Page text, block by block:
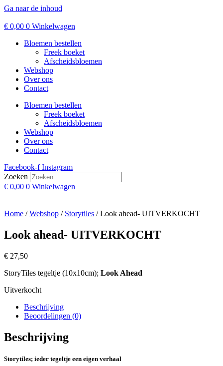
Ga naar de inhoud
€ 0,00 0 Winkelwagen
Bloemen bestellen
Freek boeket
Afscheidsbloemen
Webshop
Over ons
Contact
Bloemen bestellen
Freek boeket
Afscheidsbloemen
Webshop
Over ons
Contact
Facebook-f Instagram
Zoeken
€ 0,00 0 Winkelwagen
Home /Webshop / Storytiles / Look ahead- UITVERKOCHT
Look ahead- UITVERKOCHT
€ 27,50
StoryTiles tegeltje (10x10cm); Look Ahead
Uitverkocht
Beschrijving
Beoordelingen (0)
Beschrijving
Storytiles; ieder tegeltje een eigen verhaal